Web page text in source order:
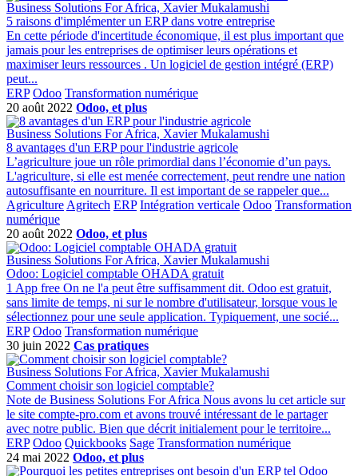
Business Solutions For Africa, Xavier Mukalamushi
5 raisons d'implémenter un ERP dans votre entreprise
En cette période d'incertitude économique, il est plus important que
jamais pour les entreprises de optimiser leurs opérations et
maximiser leurs ressources . Un logiciel de gestion intégré (ERP)
peut...
ERP Odoo Transformation numérique
20 août 2022 Odoo, et plus
Business Solutions For Africa, Xavier Mukalamushi
8 avantages d'un ERP pour l'industrie agricole
L’agriculture joue un rôle primordial dans l’économie d’un pays.
L'agriculture, si elle est menée correctement, peut rendre une nation
autosuffisante en nourriture. Il est important de se rappeler que...
Agriculture Agritech ERP Intégration verticale Odoo Transformation
numérique
20 août 2022 Odoo, et plus
Business Solutions For Africa, Xavier Mukalamushi
Odoo: Logiciel comptable OHADA gratuit
1 App free On ne l'a peut être suffisamment dit. Odoo est gratuit,
sans limite de temps, ni sur le nombre d'utilisateur, lorsque vous le
sélectionnez pour une seule application. Typiquement, une socié...
ERP Odoo Transformation numérique
30 juin 2022 Cas pratiques
Business Solutions For Africa, Xavier Mukalamushi
Comment choisir son logiciel comptable?
Note de Business Solutions For Africa Nous avons lu cet article sur
le site compte-pro.com et avons trouvé intéressant de le partager
avec notre public. Bien que décrit initialement pour le territoire...
ERP Odoo Quickbooks Sage Transformation numérique
24 mai 2022 Odoo, et plus